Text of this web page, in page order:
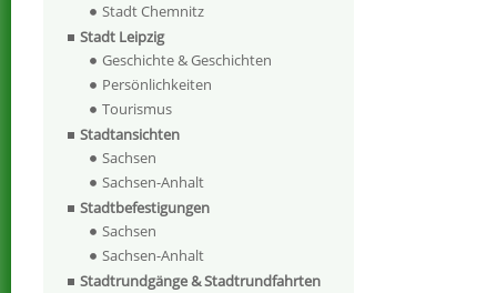
Stadt Chemnitz
Stadt Leipzig
Geschichte & Geschichten
Persönlichkeiten
Tourismus
Stadtansichten
Sachsen
Sachsen-Anhalt
Stadtbefestigungen
Sachsen
Sachsen-Anhalt
Stadtrundgänge & Stadtrundfahrten